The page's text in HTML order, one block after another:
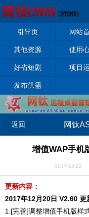
引导页 网站
其他资源 使用
好省短剧 项目
发布供需
返回 网钛
增值WAP手机
2017-12-22
更新内容：
2017年12月20日 V2.60 更
1.[完善]调整增值手机版样